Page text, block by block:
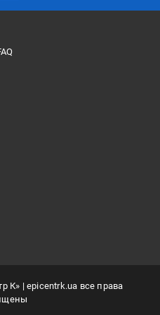
К» | epicentrk.ua все права